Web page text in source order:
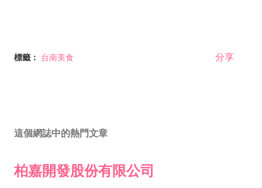
標籤： 台南美食 分享
這個網誌中的熱門文章
柏嘉開發股份有限公司